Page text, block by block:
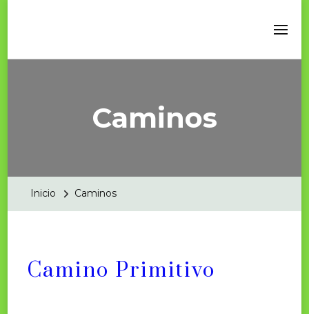
Caminos
Inicio Caminos
Camino Primitivo